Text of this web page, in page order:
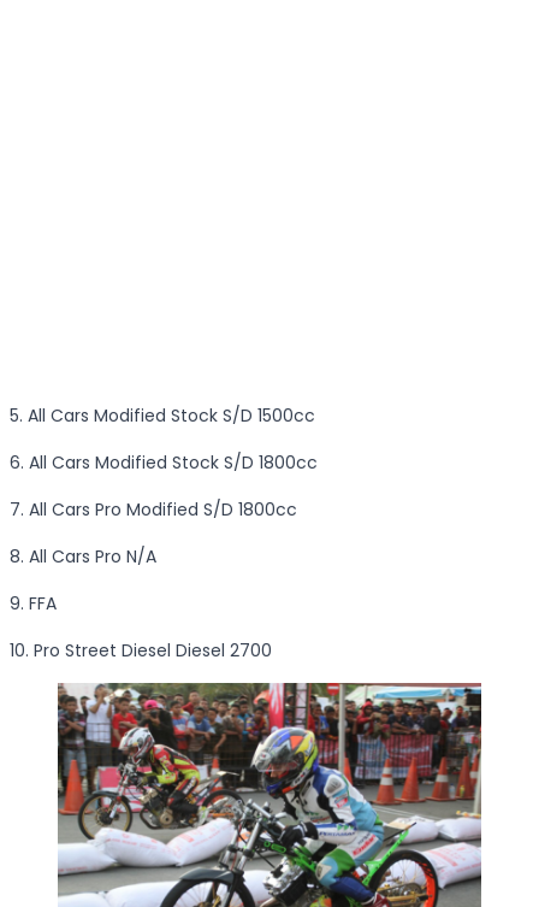
5. All Cars Modified Stock S/D 1500cc
6. All Cars Modified Stock S/D 1800cc
7. All Cars Pro Modified S/D 1800cc
8. All Cars Pro N/A
9. FFA
10. Pro Street Diesel Diesel 2700